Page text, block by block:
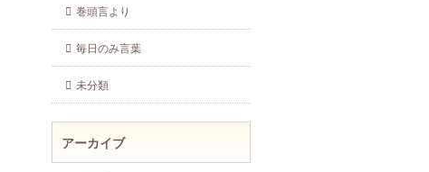
巻頭言より
毎日のみ言葉
未分類
アーカイブ